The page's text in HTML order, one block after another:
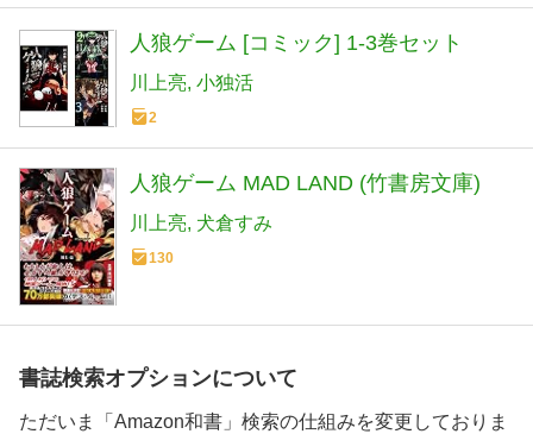
人狼ゲーム [コミック] 1-3巻セット
川上亮 小独活
2
人狼ゲーム MAD LAND (竹書房文庫)
川上亮 犬倉すみ
130
書誌検索オプションについて
ただいま「Amazon和書」検索の仕組みを変更しておりま